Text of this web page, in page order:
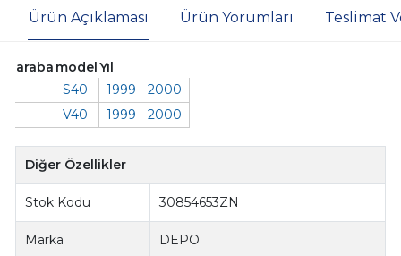
Ürün Açıklaması Ürün Yorumları Teslimat
araba modelYıl
S40
1999 - 2000
V40
1999 - 2000
Diğer Özellikler
Stok Kodu 30854653ZN
Marka DEPO